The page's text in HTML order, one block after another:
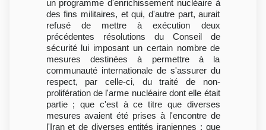
un programme d'enrichissement nucléaire à
des fins militaires, et qui, d'autre part, aurait
refusé de mettre à exécution deux
précédentes résolutions du Conseil de
sécurité lui imposant un certain nombre de
mesures destinées à permettre à la
communauté internationale de s'assurer du
respect, par celle-ci, du traité de non-
prolifération de l'arme nucléaire dont elle était
partie ; que c'est à ce titre que diverses
mesures avaient été prises à l'encontre de
l'Iran et de diverses entités iraniennes ; que